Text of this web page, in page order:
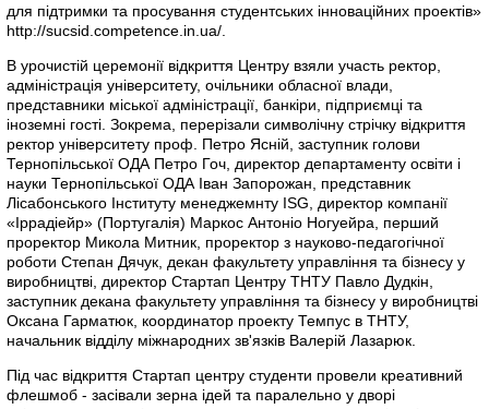
для підтримки та просування студентських інноваційних проектів»
http://sucsid.competence.in.ua/.
В урочистій церемонії відкриття Центру взяли участь ректор,
адміністрація університету, очільники обласної влади,
представники міської адміністрації, банкіри, підприємці та
іноземні гості. Зокрема, перерізали символічну стрічку відкриття
ректор університету проф. Петро Ясній, заступник голови
Тернопільської ОДА Петро Гоч, директор департаменту освіти і
науки Тернопільської ОДА Іван Запорожан, представник
Лісабонського Інституту менеджемнту ISG, директор компанії
«Іррадіейр» (Португалія) Маркос Антоніо Ногуейра, перший
проректор Микола Митник, проректор з науково-педагогічної
роботи Степан Дячук, декан факультету управління та бізнесу у
виробництві, директор Стартап Центру ТНТУ Павло Дудкін,
заступник декана факультету управління та бізнесу у виробництві
Оксана Гарматюк, координатор проекту Темпус в ТНТУ,
начальник відділу міжнародних зв'язків Валерій Лазарюк.
Під час відкриття Стартап центру студенти провели креативний
флешмоб - засівали зерна ідей та паралельно у дворі